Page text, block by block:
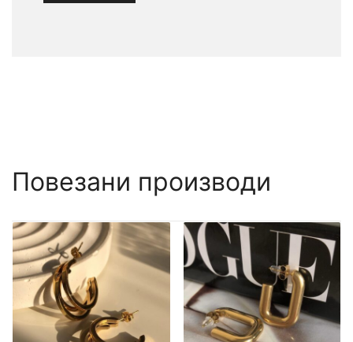
Повезани производи